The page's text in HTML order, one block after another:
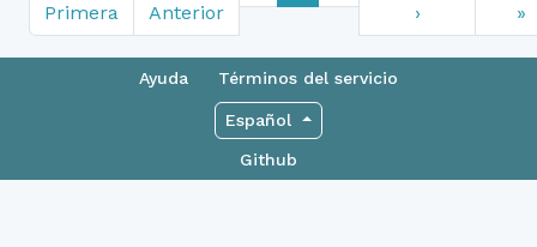
Primera
Anterior
›
»
Ayuda Términos del servicio
Español
Github